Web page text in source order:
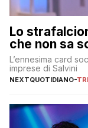
Lo
che non sa
L’ennesima card
imprese di Salvini
NEXTQUOTIDIANO-